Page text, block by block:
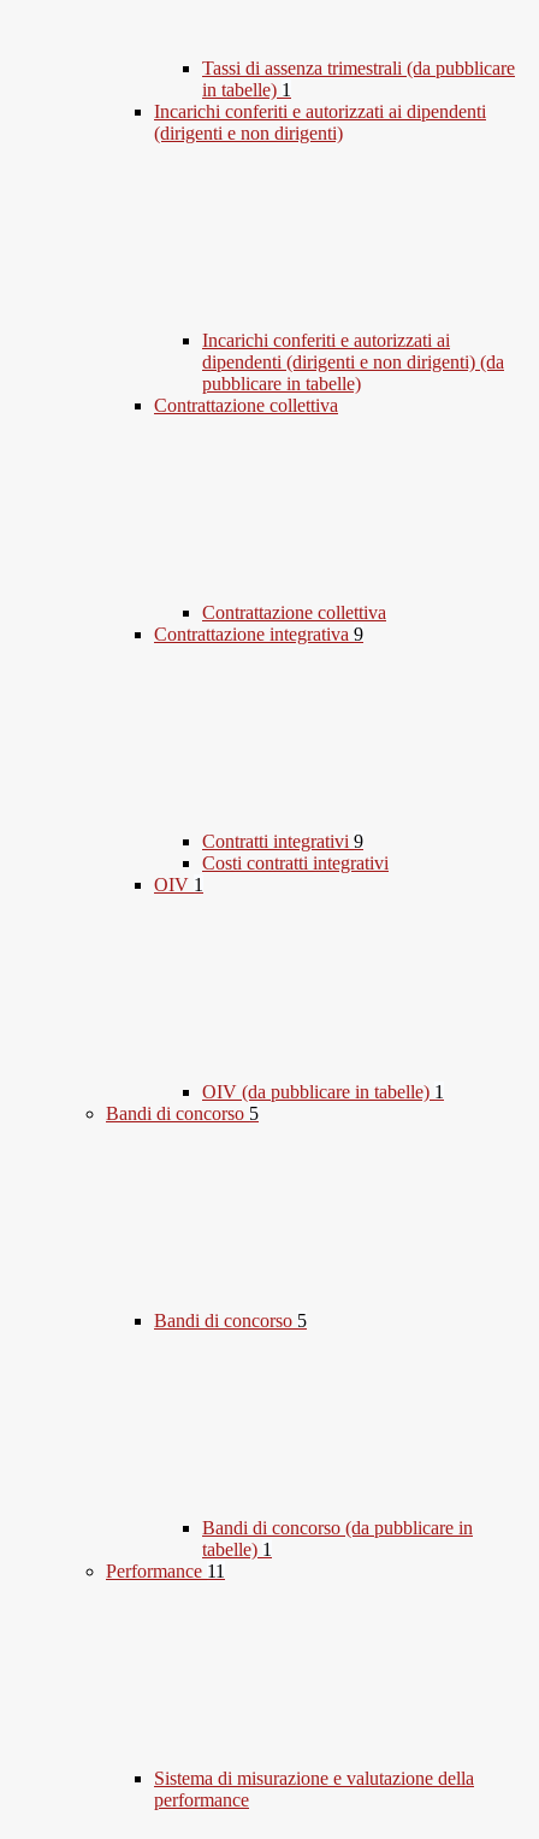
Tassi di assenza trimestrali (da pubblicare
in tabelle) 1
Incarichi conferiti e autorizzati ai dipendenti
(dirigenti e non dirigenti)
Incarichi conferiti e autorizzati ai
dipendenti (dirigenti e non dirigenti) (da
pubblicare in tabelle)
Contrattazione collettiva
Contrattazione collettiva
Contrattazione integrativa 9
Contratti integrativi 9
Costi contratti integrativi
OIV 1
OIV (da pubblicare in tabelle) 1
Bandi di concorso 5
Bandi di concorso 5
Bandi di concorso (da pubblicare in
tabelle) 1
Performance 11
Sistema di misurazione e valutazione della
performance